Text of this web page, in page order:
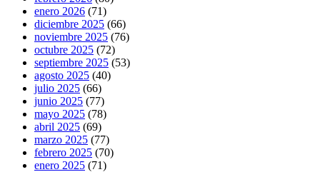
enero 2026 (71)
diciembre 2025 (66)
noviembre 2025 (76)
octubre 2025 (72)
septiembre 2025 (53)
agosto 2025 (40)
julio 2025 (66)
junio 2025 (77)
mayo 2025 (78)
abril 2025 (69)
marzo 2025 (77)
febrero 2025 (70)
enero 2025 (71)